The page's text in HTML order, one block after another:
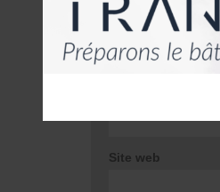
*
Site web